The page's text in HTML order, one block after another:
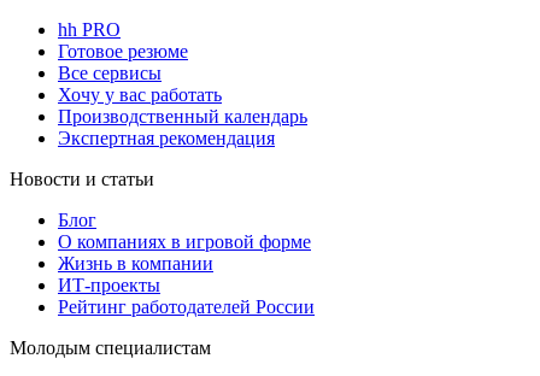
hh PRO
Готовое резюме
Все сервисы
Хочу у вас работать
Производственный календарь
Экспертная рекомендация
Новости и статьи
Блог
О компаниях в игровой форме
Жизнь в компании
ИТ-проекты
Рейтинг работодателей России
Молодым специалистам